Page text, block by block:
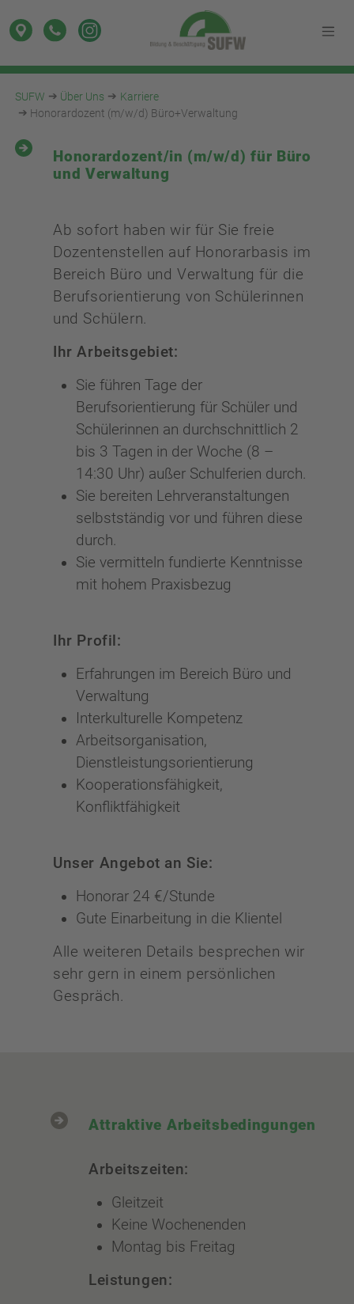
SUFW Über Uns
Karriere
Honorardozent (m/w/d) Büro+Verwaltung
Honorardozent/in (m/w/d) für Büro
und Verwaltung
Ab sofort haben wir für Sie freie
Dozentenstellen auf Honorarbasis im
Bereich Büro und Verwaltung für die
Berufsorientierung von Schülerinnen
und Schülern.
Ihr Arbeitsgebiet:
Sie führen Tage der
Berufsorientierung für Schüler und
Schülerinnen an durchschnittlich 2
bis 3 Tagen in der Woche (8 –
14:30 Uhr) außer Schulferien durch.
Sie bereiten Lehrveranstaltungen
selbstständig vor und führen diese
durch.
Sie vermitteln fundierte Kenntnisse
mit hohem Praxisbezug
Ihr Profil:
Erfahrungen im Bereich Büro und
Verwaltung
Interkulturelle Kompetenz
Arbeitsorganisation,
Dienstleistungsorientierung
Kooperationsfähigkeit,
Konfliktfähigkeit
Unser Angebot an Sie:
Honorar 24 €/Stunde
Gute Einarbeitung in die Klientel
Alle weiteren Details besprechen wir
sehr gern in einem persönlichen
Gespräch.
Attraktive Arbeitsbedingungen
Arbeitszeiten:
Gleitzeit
Keine Wochenenden
Montag bis Freitag
Leistungen: